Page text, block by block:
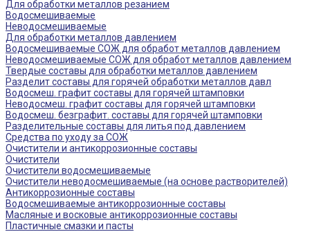
Для обработки металлов резанием
Водосмешиваемые
Неводосмешиваемые
Для обработки металлов давлением
Водосмешиваемые СОЖ для обработ металлов давлением
Неводосмешиваемые СОЖ для обработ металлов давлением
Твердые составы для обработки металлов давлением
Разделит составы для горячей обработки металлов давл
Водосмеш. графит составы для горячей штамповки
Неводосмеш. графит составы для горячей штамповки
Водосмеш. безграфит. составы для горячей штамповки
Разделительные составы для литья под давлением
Средства по уходу за СОЖ
Очистители и антикоррозионные составы
Очистители
Очистители водосмешиваемые
Очистители неводосмешиваемые (на основе растворителей)
Антикоррозионные составы
Водосмешиваемые антикоррозионные составы
Масляные и восковые антикоррозионные составы
Пластичные смазки и пасты